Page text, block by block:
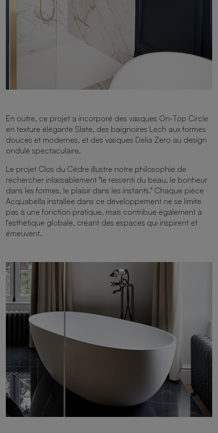
En outre, ce projet a incorporé des vasques On-Top Circle
en texture élégante Slate, des baignoires Lech aux formes
douces et modernes, et des vasques Delia Zero au design
ondulé spectaculaire.
Le projet Clos du Cèdre illustre notre philosophie de
rechercher inlassablement "le ressenti du beau, le bonheur
dans les formes, le plaisir dans les instants." Chaque pièce
Acquabella installée dans ce développement ne se limite
pas à une fonction pratique, mais contribue également à
l'esthétique globale, créant des espaces qui inspirent et
émeuvent.